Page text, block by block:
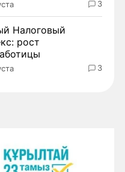
3
Налоговый
рост
3